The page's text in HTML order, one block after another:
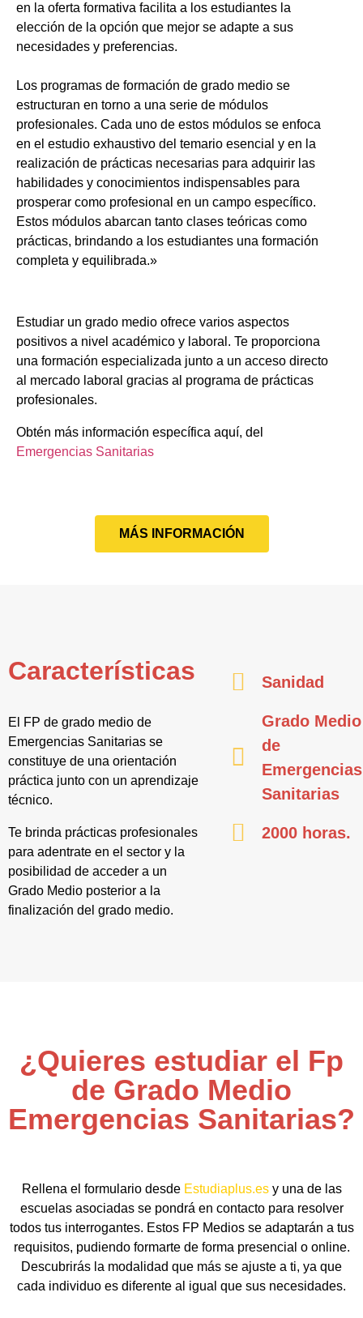
en la oferta formativa facilita a los estudiantes la
elección de la opción que mejor se adapte a sus
necesidades y preferencias.
Los programas de formación de grado medio se
estructuran en torno a una serie de módulos
profesionales. Cada uno de estos módulos se enfoca
en el estudio exhaustivo del temario esencial y en la
realización de prácticas necesarias para adquirir las
habilidades y conocimientos indispensables para
prosperar como profesional en un campo específico.
Estos módulos abarcan tanto clases teóricas como
prácticas, brindando a los estudiantes una formación
completa y equilibrada.»
Estudiar un grado medio ofrece varios aspectos
positivos a nivel académico y laboral. Te proporciona
una formación especializada junto a un acceso directo
al mercado laboral gracias al programa de prácticas
profesionales.
Obtén más información específica aquí, del
Emergencias Sanitarias
MÁS INFORMACIÓN
Características
El FP de grado medio de
Emergencias Sanitarias se
constituye de una orientación
práctica junto con un aprendizaje
técnico.
Te brinda prácticas profesionales
para adentrate en el sector y la
posibilidad de acceder a un
Grado Medio posterior a la
finalización del grado medio.
Sanidad
Grado Medio
de
Emergencias
Sanitarias
2000 horas.
¿Quieres estudiar el Fp
de Grado Medio
Emergencias Sanitarias?
Rellena el formulario desde Estudiaplus.esy una de las
escuelas asociadas se pondrá en contacto para resolver
todos tus interrogantes. Estos FP Medios se adaptarán a tus
requisitos, pudiendo formarte de forma presencial o online.
Descubrirás la modalidad que más se ajuste a ti, ya que
cada individuo es diferente al igual que sus necesidades.